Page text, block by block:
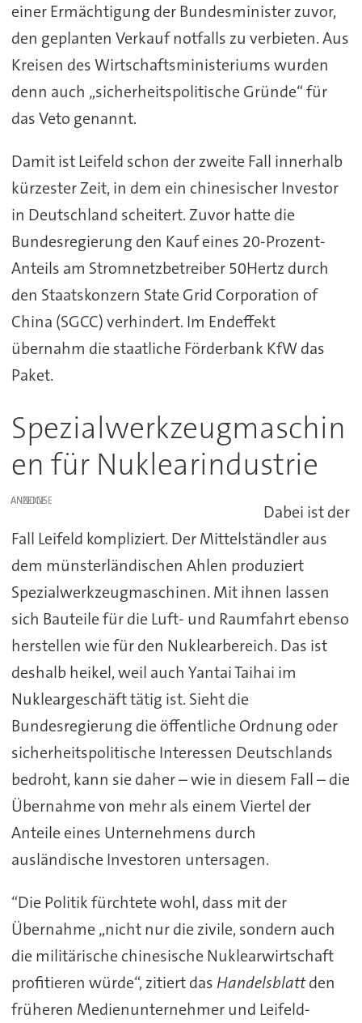
einer Ermächtigung der Bundesminister zuvor,
den geplanten Verkauf notfalls zu verbieten. Aus
Kreisen des Wirtschaftsministeriums wurden
denn auch „sicherheitspolitische Gründe“ für
das Veto genannt.
Damit ist Leifeld schon der zweite Fall innerhalb
kürzester Zeit, in dem ein chinesischer Investor
in Deutschland scheitert. Zuvor hatte die
Bundesregierung den Kauf eines 20-Prozent-
Anteils am Stromnetzbetreiber 50Hertz durch
den Staatskonzern State Grid Corporation of
China (SGCC) verhindert. Im Endeffekt
übernahm die staatliche Förderbank KfW das
Paket.
Spezialwerkzeugmaschin
en für Nuklearindustrie
ANZEIGE
Dabei ist der
Fall Leifeld kompliziert. Der Mittelständler aus
dem münsterländischen Ahlen produziert
Spezialwerkzeugmaschinen. Mit ihnen lassen
sich Bauteile für die Luft- und Raumfahrt ebenso
herstellen wie für den Nuklearbereich. Das ist
deshalb heikel, weil auch Yantai Taihai im
Nukleargeschäft tätig ist. Sieht die
Bundesregierung die öffentliche Ordnung oder
sicherheitspolitische Interessen Deutschlands
bedroht, kann sie daher – wie in diesem Fall – die
Übernahme von mehr als einem Viertel der
Anteile eines Unternehmens durch
ausländische Investoren untersagen.
“Die Politik fürchtete wohl, dass mit der
Übernahme „nicht nur die zivile, sondern auch
die militärische chinesische Nuklearwirtschaft
profitieren würde“, zitiert das Handelsblattden
früheren Medienunternehmer und Leifeld-